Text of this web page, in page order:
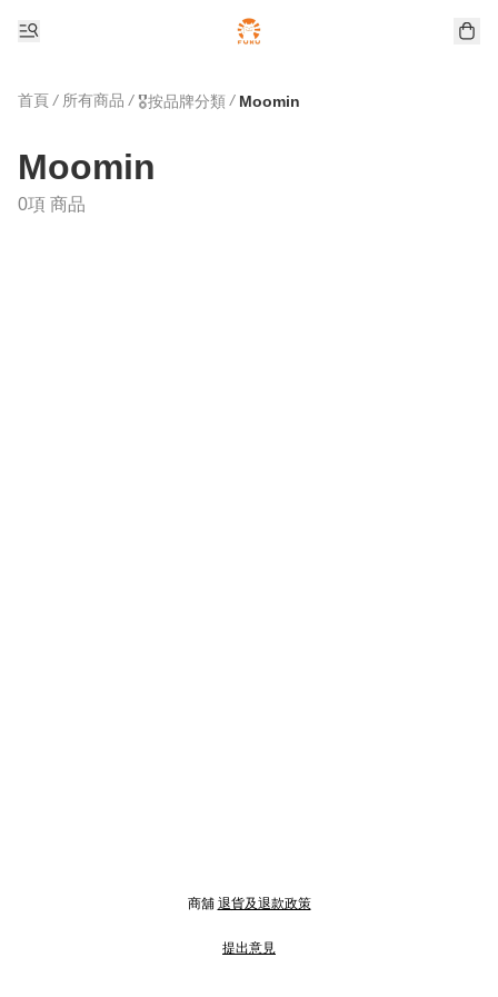
首頁 / 所有商品 / 🎖️按品牌分類 / Moomin
Moomin
0項 商品
商舖 退貨及退款政策
提出意見